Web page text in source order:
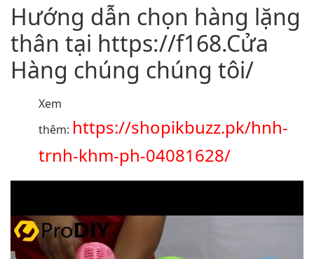
Hướng dẫn chọn hàng lặng
thân tại https://f168.Cửa
Hàng chúng chúng tôi/
Xem
thêm: https://shopikbuzz.pk/hnh-
trnh-khm-ph-04081628/